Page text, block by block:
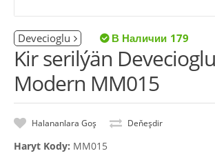
Devecioglu 179
Kir serilýän
Modern MM015
Halananlara Goş Deňeşdir
Haryt Kody: MM015